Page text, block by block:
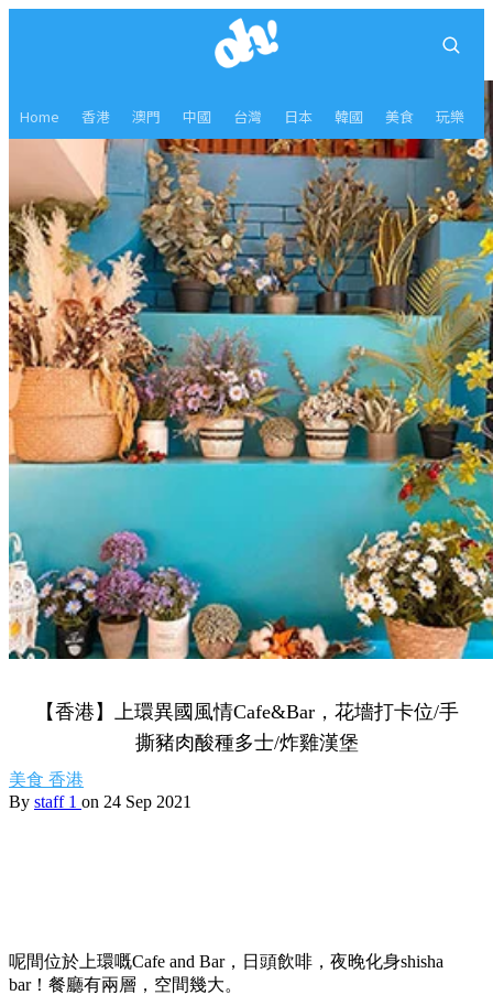
Home 香港 澳門 中國 台灣 日本 韓國 美食 玩樂
【香港】上環異國風情Cafe&Bar，花墻打卡位/手
撕豬肉酸種多士/炸雞漢堡
美食 香港
By staff 1 on 24 Sep 2021
呢間位於上環嘅Cafe and Bar，日頭飲啡，夜晚化身shisha
bar！餐廳有兩層，空間幾大。